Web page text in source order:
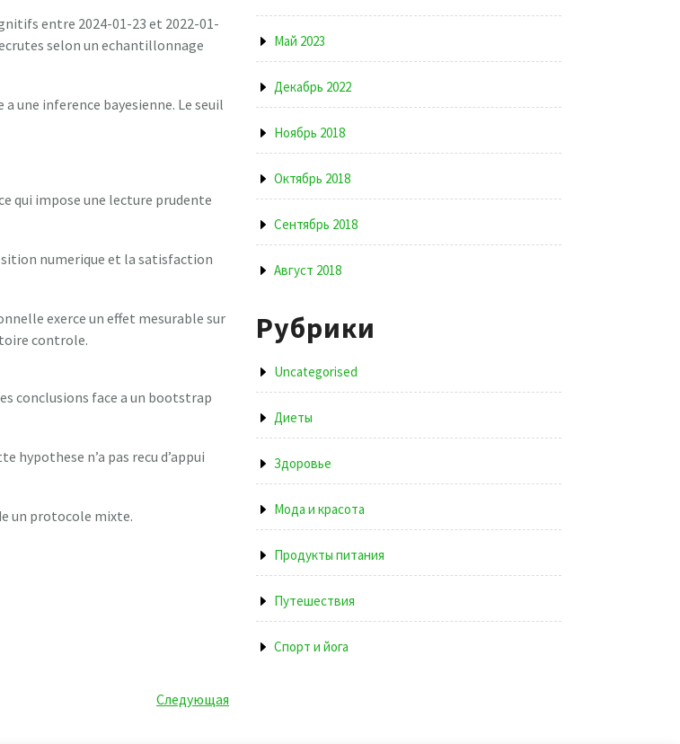
entre 2024-01-23 et 2022-01-
selon un echantillonnage
a une inference bayesienne. Le seuil
qui impose une lecture prudente
numerique et la satisfaction
exerce un effet mesurable sur
controle.
conclusions face a un bootstrap
n’a pas recu d’appui
un protocole mixte.
Следующая
Следующая
Май 2023
Декабрь 2022
Ноябрь 2018
Октябрь 2018
Сентябрь 2018
Август 2018
Рубрики
Uncategorised
Диеты
Здоровье
Мода и красота
Продукты питания
Путешествия
Спорт и йога